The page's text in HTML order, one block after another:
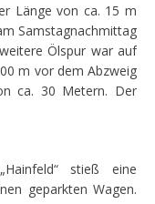
Länge von ca. 15 m
Samstagnachmittag
Ölspur war auf
m vor dem Abzweig
ca. 30 Metern. Der
stieß eine
geparkten Wagen.